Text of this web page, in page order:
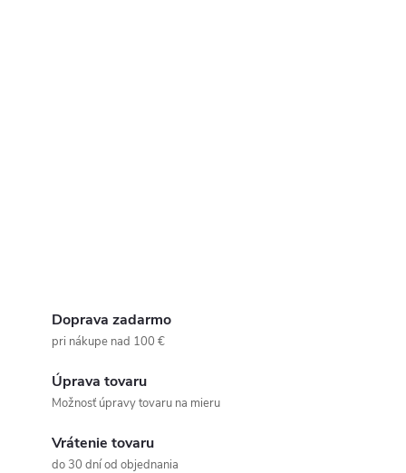
Doprava zadarmo
pri nákupe nad 100 €
Úprava tovaru
Možnosť úpravy tovaru na mieru
Vrátenie tovaru
do 30 dní od objednania